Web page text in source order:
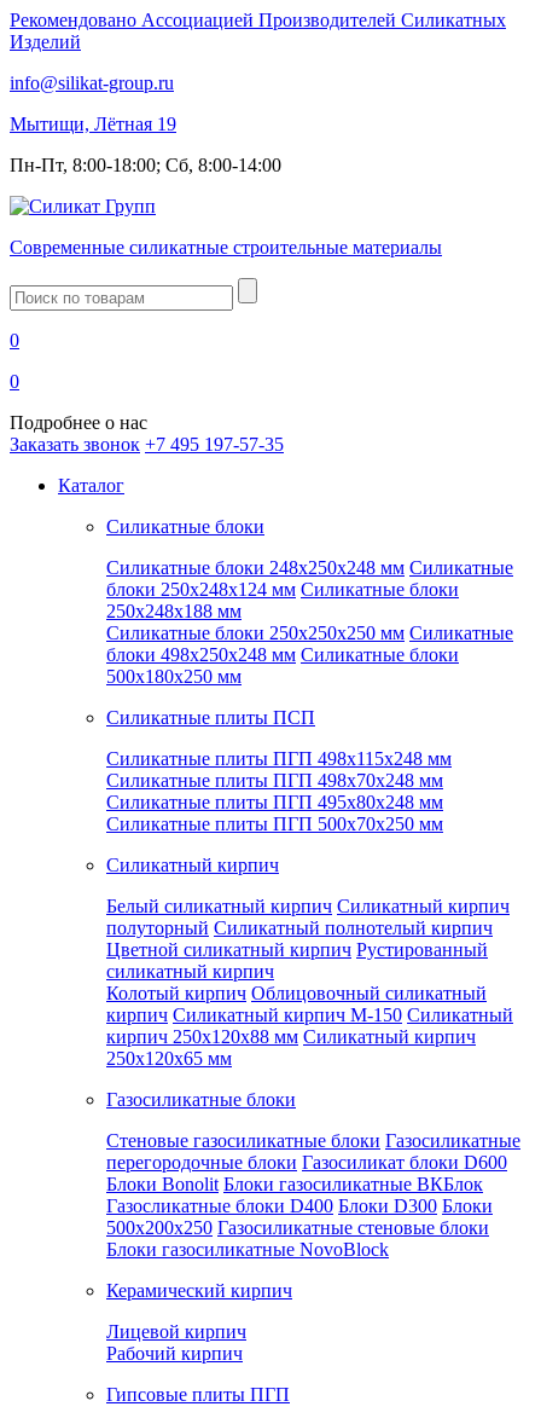
Рекомендовано Ассоциацией Производителей Силикатных
Изделий
info@silikat-group.ru
Мытищи, Лётная 19
Пн-Пт, 8:00-18:00; Сб, 8:00-14:00
Современные силикатные строительные материалы
Введите
запрос
0
0
Подробнее о нас
Заказать звонок +7 495 197-57-35
Каталог
Силикатные блоки
Силикатные блоки 248x250x248 мм Силикатные
блоки 250x248x124 мм Силикатные блоки
250x248x188 мм
Силикатные блоки 250x250x250 мм Силикатные
блоки 498x250x248 мм Силикатные блоки
500x180x250 мм
Силикатные плиты ПСП
Силикатные плиты ПГП 498x115x248 мм
Силикатные плиты ПГП 498x70x248 мм
Силикатные плиты ПГП 495x80x248 мм
Силикатные плиты ПГП 500x70x250 мм
Силикатный кирпич
Белый силикатный кирпич Силикатный кирпич
полуторный Силикатный полнотелый кирпич
Цветной силикатный кирпич Рустированный
силикатный кирпич
Колотый кирпич Облицовочный силикатный
кирпич Силикатный кирпич М-150 Силикатный
кирпич 250x120x88 мм Силикатный кирпич
250x120x65 мм
Газосиликатные блоки
Стеновые газосиликатные блоки Газосиликатные
перегородочные блоки Газосиликат блоки D600
Блоки Bonolit Блоки газосиликатные ВКБлок
Газосликатные блоки D400 Блоки D300 Блоки
500x200x250 Газосиликатные стеновые блоки
Блоки газосиликатные NovoBlock
Керамический кирпич
Лицевой кирпич
Рабочий кирпич
Гипсовые плиты ПГП